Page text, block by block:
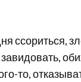
ссориться,
то,